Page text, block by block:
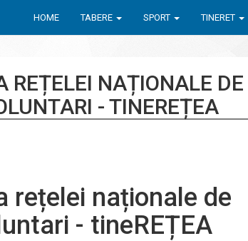
HOME TABERE SPORT TINERET
REȚELEI NAȚIONALE DE
- TINEREȚEA
rețelei naționale de
- tineREȚEA